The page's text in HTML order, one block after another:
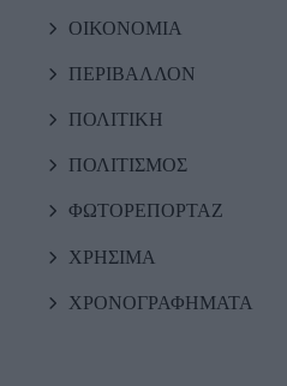
ΟΙΚΟΝΟΜΙΑ
ΠΕΡΙΒΑΛΛΟΝ
ΠΟΛΙΤΙΚΗ
ΠΟΛΙΤΙΣΜΟΣ
ΦΩΤΟΡΕΠΟΡΤΑΖ
ΧΡΗΣΙΜΑ
ΧΡΟΝΟΓΡΑΦΗΜΑΤΑ